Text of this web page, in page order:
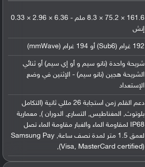
161.6 × 75.2 × 8.3 ملم - 6.36 × 2.96 × 0.33
إنش
192 غرام (Sub6) أو 194 غرام (mmWave)
شريحة واحدة (نانو سيم و أو إي سيم) أو ثنائي
الشريحة هجين (نانو سيم) - الإثنين في وضع
الإستعداد
دعم القلم زمن استجابة 26 مللي ثانية (التكامل
بلوتوث, المغناطيس, التسارع, الدوران ), معمارية
IP68 لمقاومة الماء والغبار مقاومة الماء تصل
لعمق 1.5 متر لمدة نصف ساعة, Samsung Pay
(Visa, MasterCard certified),